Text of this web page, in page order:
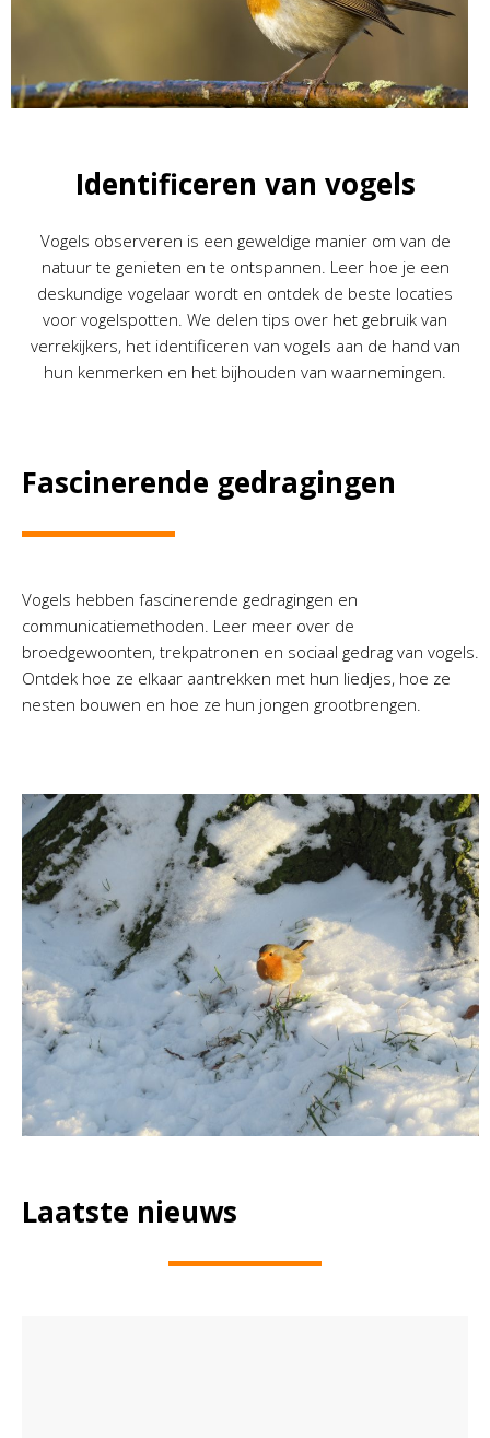
Identificeren van vogels
Vogels observeren is een geweldige manier om van de
natuur te genieten en te ontspannen. Leer hoe je een
deskundige vogelaar wordt en ontdek de beste locaties
voor vogelspotten. We delen tips over het gebruik van
verrekijkers, het identificeren van vogels aan de hand van
hun kenmerken en het bijhouden van waarnemingen.
Fascinerende gedragingen
Vogels hebben fascinerende gedragingen en
communicatiemethoden. Leer meer over de
broedgewoonten, trekpatronen en sociaal gedrag van vogels.
Ontdek hoe ze elkaar aantrekken met hun liedjes, hoe ze
nesten bouwen en hoe ze hun jongen grootbrengen.
Laatste nieuws